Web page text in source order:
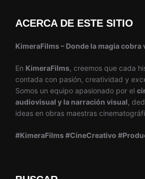
ACERCA DE ESTE SITIO
KimeraFilms – Donde la magia cobra
En KimeraFilms, creemos que cada
contada con pasión, creatividad y
Somos un equipo apasionado por el
audiovisual y la narración visual,
ideas en obras maestras
#KimeraFilms #CineCreativo